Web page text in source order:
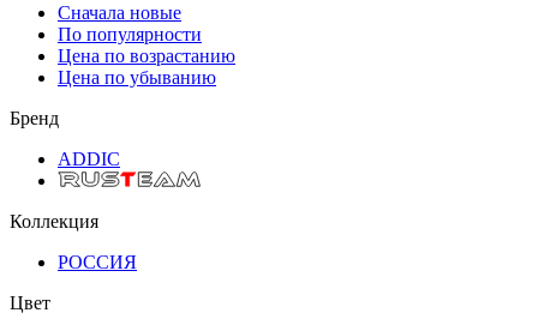
Сначала новые
По популярности
Цена по возрастанию
Цена по убыванию
Бренд
ADDIC
Коллекция
РОССИЯ
Цвет